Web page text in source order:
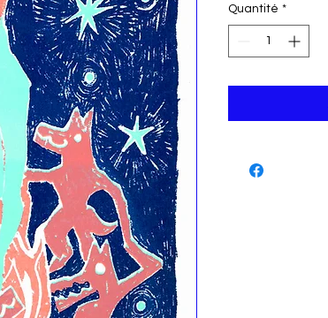
Quantité *